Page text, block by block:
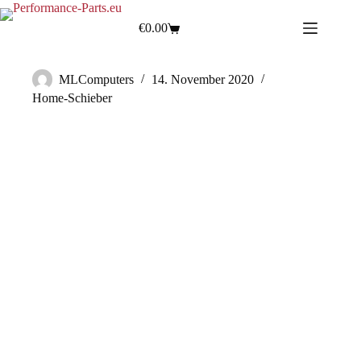
€0.00
MLComputers
14. November 2020
Home-Schieber